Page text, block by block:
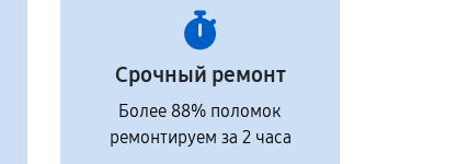
Срочный ремонт
Более 88% поломок
ремонтируем за 2 часа